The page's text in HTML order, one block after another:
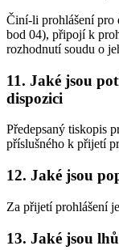
Činí-li prohlášení pro
bod 04), připojí k
rozhodnutí soudu o
11. Jaké jsou
dispozici
Předepsaný tiskopis
příslušného k přijetí
12. Jaké jsou
Za přijetí prohlášení
13. Jaké jsou